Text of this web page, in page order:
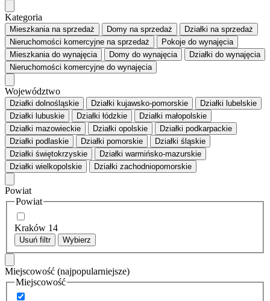
Kategoria
Mieszkaniana sprzedaż Domy na sprzedaż Działki na sprzedaż
Nieruchomości komercyjne na sprzedaż Pokoje do wynajęcia
Mieszkaniado wynajęcia Domy do wynajęcia Działki do wynajęcia
Nieruchomości komercyjne do wynajęcia
Województwo
Działki dolnośląskie Działki kujawsko-pomorskie
Działki lubelskie
Działki lubuskie
Działki łódzkie
Działki małopolskie
Działki mazowieckie
Działki opolskie
Działki podkarpackie
Działki podlaskie
Działki pomorskie
Działki śląskie
Działki świętokrzyskie
Działki warmińsko-mazurskie
Działki wielkopolskie
Działki zachodniopomorskie
Powiat
Powiat
Kraków 14
Usuń filtr Wybierz
Miejscowość (najpopularniejsze)
Miejscowość